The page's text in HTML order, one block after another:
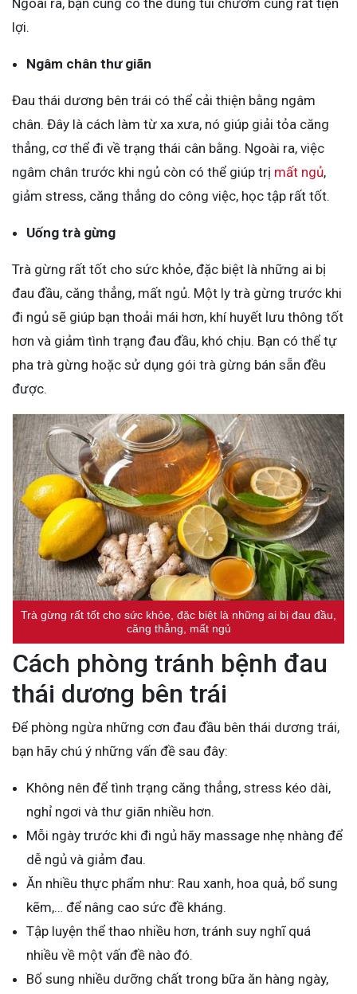
Ngoài ra, bạn cũng có thể dùng túi chườm cũng rất tiện
lợi.
Ngâm chân thư giãn
Đau thái dương bên trái có thể cải thiện bằng ngâm
chân. Đây là cách làm từ xa xưa, nó giúp giải tỏa căng
thẳng, cơ thể đi về trạng thái cân bằng. Ngoài ra, việc
ngâm chân trước khi ngủ còn có thể giúp trị mất ngủ,
giảm stress, căng thẳng do công việc, học tập rất tốt.
Uống trà gừng
Trà gừng rất tốt cho sức khỏe, đặc biệt là những ai bị
đau đầu, căng thẳng, mất ngủ. Một ly trà gừng trước khi
đi ngủ sẽ giúp bạn thoải mái hơn, khí huyết lưu thông tốt
hơn và giảm tình trạng đau đầu, khó chịu. Bạn có thể tự
pha trà gừng hoặc sử dụng gói trà gừng bán sẵn đều
được.
Trà gừng rất tốt cho sức khỏe, đặc biệt là những ai bị đau đầu,
căng thẳng, mất ngủ
Cách phòng tránh bệnh đau
thái dương bên trái
Để phòng ngừa những cơn đau đầu bên thái dương trái,
bạn hãy chú ý những vấn đề sau đây:
Không nên để tình trạng căng thẳng, stress kéo dài,
nghỉ ngơi và thư giãn nhiều hơn.
Mỗi ngày trước khi đi ngủ hãy massage nhẹ nhàng để
dễ ngủ và giảm đau.
Ăn nhiều thực phẩm như: Rau xanh, hoa quả, bổ sung
kẽm,… để nâng cao sức đề kháng.
Tập luyện thể thao nhiều hơn, tránh suy nghĩ quá
nhiều về một vấn đề nào đó.
Bổ sung nhiều dưỡng chất trong bữa ăn hàng ngày,